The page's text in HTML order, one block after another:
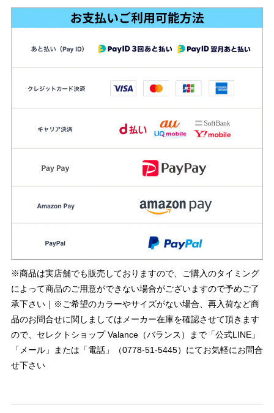
※商品は実店舗でも販売しておりますので、ご購入のタイミング
によって商品のご用意ができない場合がございますので予めご了
承下さい｜※ご希望のカラーやサイズがない場合、再入荷など商
品のお問合せに関しましてはメーカー在庫を確認させて頂きます
ので、セレクトショップ Valance（バランス）まで「公式LINE」
「メール」または「電話」（0778-51-5445）にてお気軽にお問合
せ下さい